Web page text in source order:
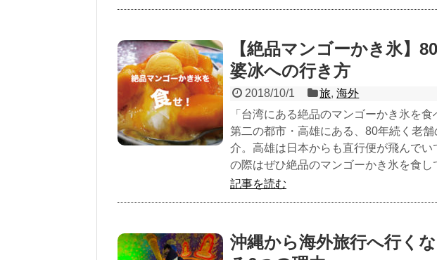
【絶品マンゴーかき氷】
婆冰への行き方
2018/10/1 旅,海外
「台湾にある絶品のマンゴーかき氷を
第二の都市・高雄にある、80年続く老
介。高雄は日本からも直行便が飛んで
の際はぜひ絶品のマンゴーかき氷を食し
記事を読む
沖縄から海外旅行へ行く